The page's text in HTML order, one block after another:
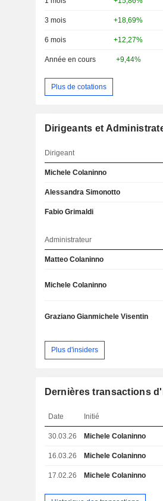
3 mois +18,69%
6 mois +12,27%
Année en cours +9,44%
Plus de cotations
Dirigeants et
Dirigeant
Michele Colaninno
Alessandra Simonotto
Fabio Grimaldi
Administrateur
Matteo Colaninno
Michele Colaninno
Graziano Gianmichele Visentin
Plus d'insiders
Dernières transactions
Date Initié
30.03.26 Michele Colaninno
16.03.26 Michele Colaninno
17.02.26 Michele Colaninno